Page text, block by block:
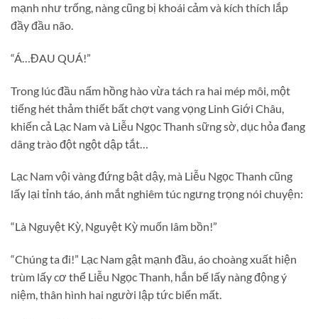
mạnh như trống, nàng cũng bị khoái cảm và kích thích lắp
đầy đầu não.
“Á…ĐAU QUÁ!”
Trong lúc đầu nấm hồng hào vừa tách ra hai mép môi, một
tiếng hét thảm thiết bất chợt vang vọng Linh Giới Châu,
khiến cả Lạc Nam và Liễu Ngọc Thanh sững sờ, dục hỏa đang
dâng trào đột ngột dập tắt…
Lạc Nam vội vàng đứng bật dậy, mà Liễu Ngọc Thanh cũng
lấy lại tỉnh táo, ánh mắt nghiêm túc ngưng trọng nói chuyện:
“Là Nguyệt Kỳ, Nguyệt Kỳ muốn lâm bồn!”
“Chúng ta đi!” Lạc Nam gật mạnh đầu, áo choàng xuất hiện
trùm lấy cơ thể Liễu Ngọc Thanh, hắn bế lấy nàng động ý
niệm, thân hình hai người lập tức biến mất.